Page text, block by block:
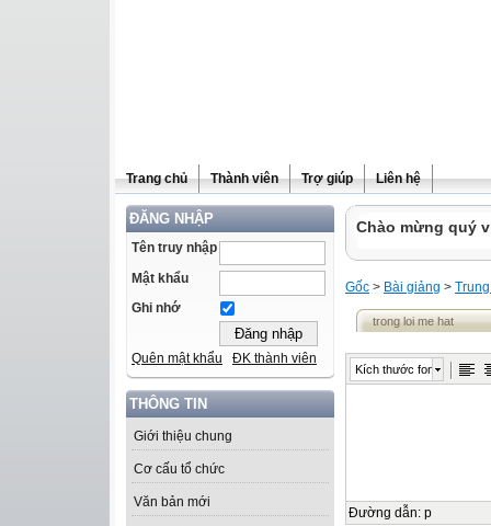
Trang chủ Thành viên Trợ giúp Liên hệ
ĐĂNG NHẬP
Tên truy nhập
Mật khẩu
Ghi nhớ
Quên mật khẩu ĐK thành viên
THÔNG TIN
Giới thiệu chung
Cơ cấu tổ chức
Văn bản mới
Chào mừng quý
Gốc > Bài giảng >
trong loi me hat
Kích thước font
Đường dẫn: p